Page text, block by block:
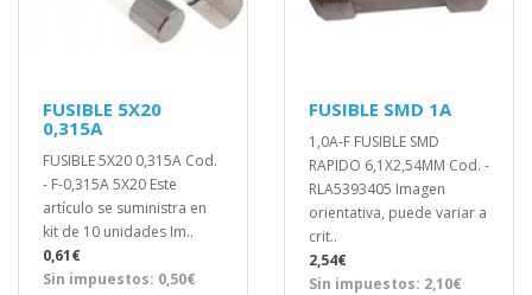
FUSIBLE 5X20
0,315A
FUSIBLE 5X20 0,315A Cod.
- F-0,315A 5X20 Este
artículo se suministra en
kit de 10 unidades Im..
0,61€
Sin impuestos: 0,50€
FUSIBLE SMD 1A
1,0A-F FUSIBLE SMD
RAPIDO 6,1X2,54MM Cod. -
RLA5393405 Imagen
orientativa, puede variar a
crit..
2,54€
Sin impuestos: 2,10€